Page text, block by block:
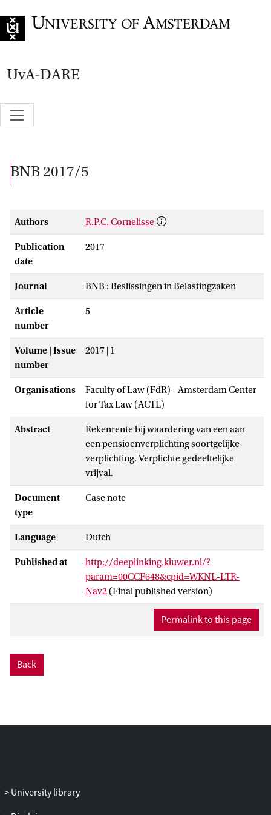
UvA-DARE
BNB 2017/5
Authors R.P.C. Cornelisse
Publication
date
2017
Journal BNB : Beslissingen in Belastingzaken
Article
number
5
Volume | Issue
number
2017 | 1
Organisations
Faculty of Law (FdR) - Amsterdam Center
for Tax Law (ACTL)
Abstract
Rekenrente bij waardering van een aan
een pensioenverplichting soortgelijke
verplichting. Verplichte gedeeltelijke
vrijval.
Document
type
Case note
Language Dutch
Published at
http://deeplinking.kluwer.nl/?
param=00CCF648&cpid=WKNL-LTR-
Nav2 (Final published version)
Permalink to this page
Back
University library